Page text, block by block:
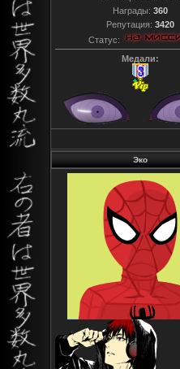
Награды: 360
Репутация: 3420
Статус:
Медали:
Эко